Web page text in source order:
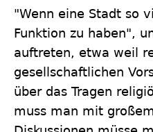
"Wenn eine Stadt so
Funktion zu haben",
auftreten, etwa weil
gesellschaftlichen
über das Tragen
muss man mit